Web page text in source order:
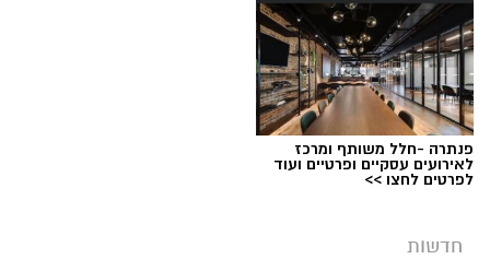
צילום: דוברות המשטרה
מערכת ירושלים נט / 09:11 06.08.26
פנתרה -חלל משותף ומרכז
לאירועים עסקיים ופרטיים ועוד
לפרטים לחצו >>
חדשות